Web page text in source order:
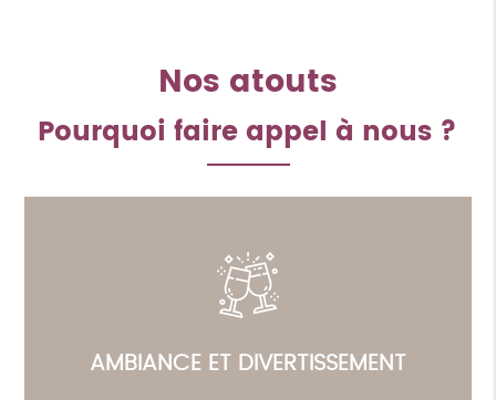
Nos atouts
Pourquoi faire appel à nous ?
AMBIANCE ET DIVERTISSEMENT